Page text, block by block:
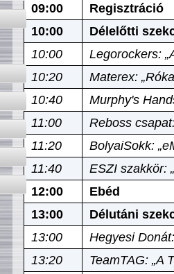
09:00
Regisztráció
10:00
Délelőtti
10:00
Legorockers:
10:20
Materex:
10:40
Murphy's
11:00
Reboss
11:20
BolyaiSokk:
11:40
ESZI szakkör:
12:00
Ebéd
13:00
Délutáni
13:00
Hegyesi
13:20
TeamTAG: „A